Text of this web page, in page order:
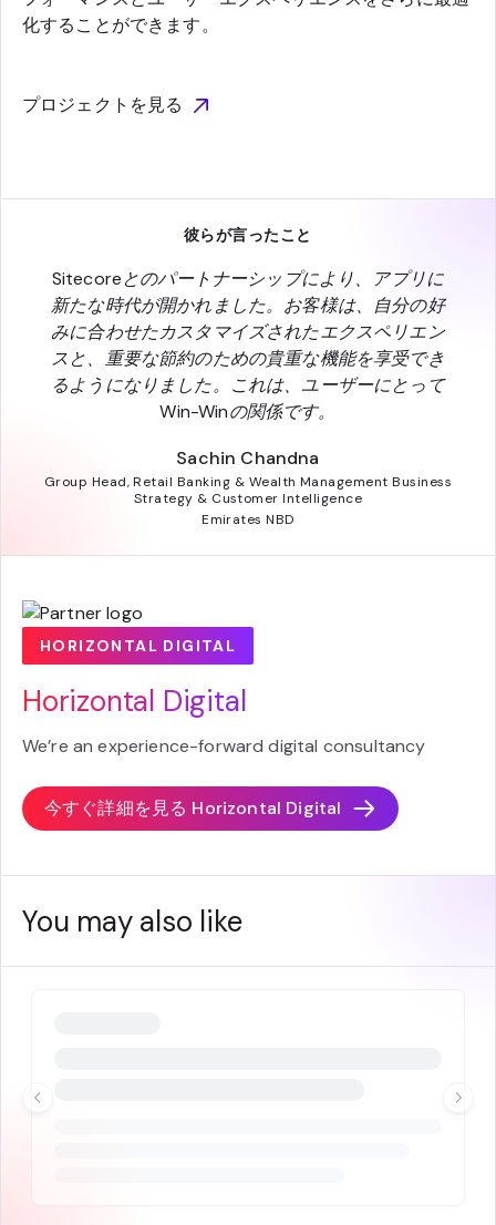
化することができます。
プロジェクトを見る
彼らが言ったこと
Sitecoreとのパートナーシップにより、アプリに
新たな時代が開かれました。お客様は、自分の好
みに合わせたカスタマイズされたエクスペリエン
スと、重要な節約のための貴重な機能を享受でき
るようになりました。これは、ユーザーにとって
Win-Winの関係です。
Sachin Chandna
Group Head, Retail Banking & Wealth Management Business
Strategy & Customer Intelligence
Emirates NBD
HORIZONTAL DIGITAL
Horizontal Digital
We’re an experience-forward digital consultancy
今すぐ詳細を見る Horizontal Digital
You may also like